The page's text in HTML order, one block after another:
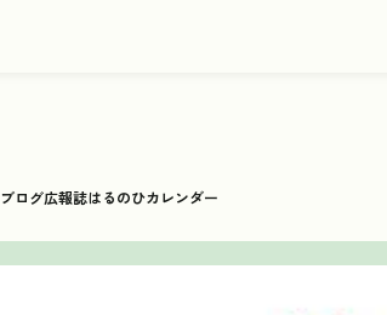
ブログ広報誌はるのひカレンダー